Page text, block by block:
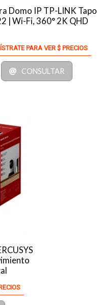
Domo IP TP-LINK Tapo
| Wi-Fi, 360° 2K QHD
PARA VER $ PRECIOS
CONSULTAR